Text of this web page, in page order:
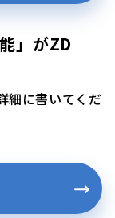
」がZD
細に書いてくだ